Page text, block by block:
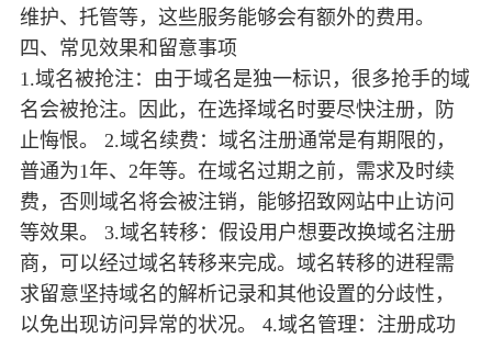
维护、托管等，这些服务能够会有额外的费用。
四、常见效果和留意事项
1.域名被抢注：由于域名是独一标识，很多抢手的域
名会被抢注。因此，在选择域名时要尽快注册，防
止悔恨。 2.域名续费：域名注册通常是有期限的，
普通为1年、2年等。在域名过期之前，需求及时续
费，否则域名将会被注销，能够招致网站中止访问
等效果。 3.域名转移：假设用户想要改换域名注册
商，可以经过域名转移来完成。域名转移的进程需
求留意坚持域名的解析记录和其他设置的分歧性，
以免出现访问异常的状况。 4.域名管理：注册成功